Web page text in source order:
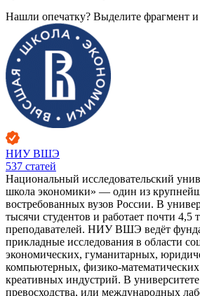
Нашли опечатку? Выделите фрагмент
НИУ ВШЭ
537 статей
Национальный исследовательский
школа экономики» — один из
востребованных вузов России. В
тысячи студентов и работает почти 4,5
преподавателей. НИУ ВШЭ ведёт
прикладные исследования в области
экономических, гуманитарных,
компьютерных, физико-
креативных индустрий. В
превосходства, или международных